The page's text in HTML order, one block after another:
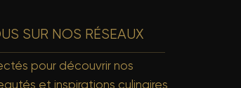
SUR NOS RÉSEAUX
pour découvrir nos
et inspirations culinaires